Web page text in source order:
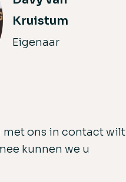
Kruistum
Eigenaar
met ons in contact wilt
kunnen we u